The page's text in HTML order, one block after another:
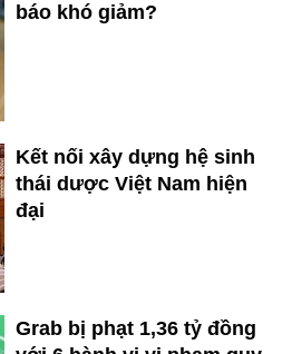
báo khó giảm?
Kết nối xây dựng hệ sinh
thái dược Việt Nam hiện
đại
Grab bị phạt 1,36 tỷ đồng